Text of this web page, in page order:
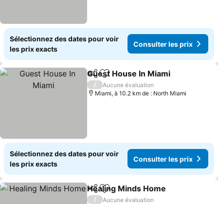
Sélectionnez des dates pour voir
les prix exacts
Consulter les prix
PartagerAjouter à mes favoris
Guest House In Miami
/
Aucune évaluation
Miami, à 10.2 km de : North Miami
Sélectionnez des dates pour voir
les prix exacts
Consulter les prix
PartagerAjouter à mes favoris
Healing Minds Home
/
Aucune évaluation